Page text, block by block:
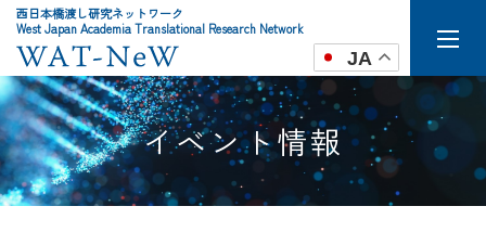
西日本橋渡し研究ネットワーク
West Japan Academia Translational Research Network
JA
イベント情報